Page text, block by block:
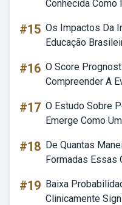
Conhecida
#15 Os Impactos Da
Educação
#16 O Score
Compreender A
#17 O Estudo Sobre
Emerge Como
#18 De Quantas
Formadas Essas
#19 Baixa
Clinicamente